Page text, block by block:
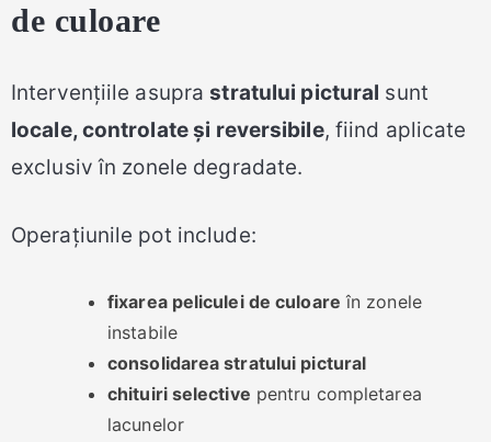
de culoare
Intervențiile asuprastratului pictural sunt
locale, controlate și reversibile, fiind aplicate
exclusiv în zonele degradate.
Operațiunile pot include:
fixarea peliculei de culoare în zonele
instabile
consolidarea stratului pictural
chituiri selective pentru completarea
lacunelor